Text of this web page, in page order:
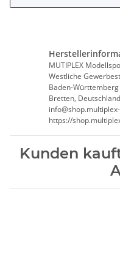
MUTIPLEX
Westliche
Baden-Württemberg
Bretten,
https://
Kunden